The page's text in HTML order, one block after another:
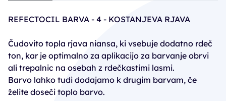
6,50€
PC30: 4,88€
REFECTOCIL BARVA - 4 - KOSTANJEVA RJAVA
Čudovito topla rjava niansa, ki vsebuje dodatno rdeč
ton, kar je optimalno za aplikacijo za barvanje obrvi
ali trepalnic na osebah z rdečkastimi lasmi.
Barvo lahko tudi dodajamo k drugim barvam, če
želite doseči toplo barvo.